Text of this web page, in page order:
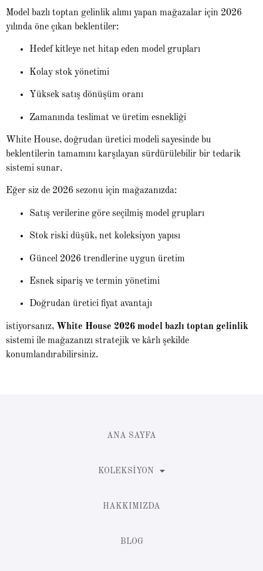
Model bazlı toptan gelinlik alımı yapan mağazalar için 2026
yılında öne çıkan beklentiler:
Hedef kitleye net hitap eden model grupları
Kolay stok yönetimi
Yüksek satış dönüşüm oranı
Zamanında teslimat ve üretim esnekliği
White House, doğrudan üretici modeli sayesinde bu
beklentilerin tamamını karşılayan sürdürülebilir bir tedarik
sistemi sunar.
Eğer siz de 2026 sezonu için mağazanızda:
Satış verilerine göre seçilmiş model grupları
Stok riski düşük, net koleksiyon yapısı
Güncel 2026 trendlerine uygun üretim
Esnek sipariş ve termin yönetimi
Doğrudan üretici fiyat avantajı
istiyorsanız, White House 2026 model bazlı toptan gelinlik
sistemi ile mağazanızı stratejik ve kârlı şekilde
konumlandırabilirsiniz.
ANA SAYFA
KOLEKSIYON
HAKKIMIZDA
BLOG